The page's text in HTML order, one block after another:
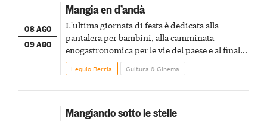
08 AGO
09 AGO
Mangia en d’andà
L'ultima giornata di festa è dedicata alla
pantalera per bambini, alla camminata
enogastronomica per le vie del paese e al finale
pirotecnico
Lequio Berria Cultura & Cinema
Mangiando sotto le stelle